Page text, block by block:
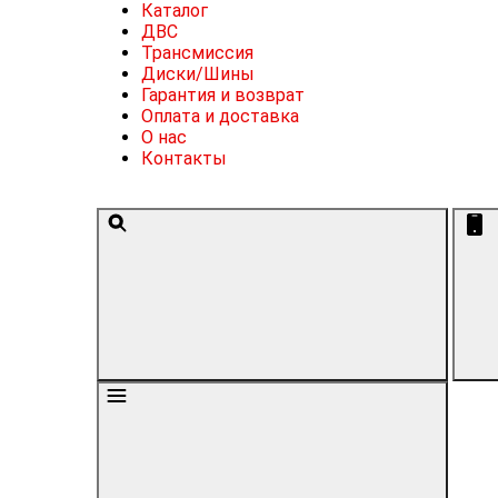
Каталог
ДВС
Трансмиссия
Диски/Шины
Гарантия и возврат
Оплата и доставка
О нас
Контакты